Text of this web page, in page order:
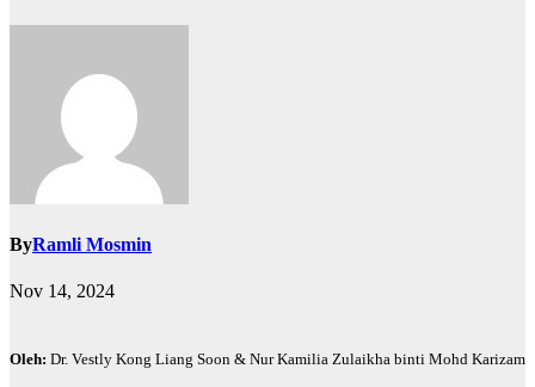
ByRamli Mosmin
Nov 14, 2024
Oleh: Dr. Vestly Kong Liang Soon & Nur Kamilia Zulaikha binti Mohd Karizam